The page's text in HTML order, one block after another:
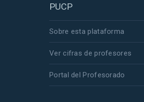
PUCP
Sobre esta plataforma
Ver cifras de profesores
Portal del Profesorado